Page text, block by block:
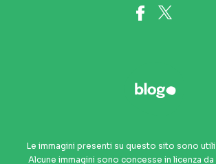
Le immagini presenti su questo sito sono
Alcune immagini sono concesse in licenza